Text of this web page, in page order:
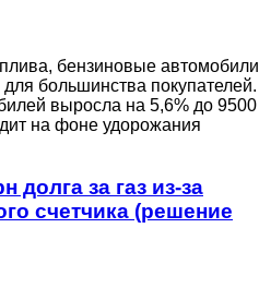
бензиновые автомобили
большинства покупателей.
выросла на 5,6% до 9500
на фоне удорожания
долга за газ из-за
счетчика (решение